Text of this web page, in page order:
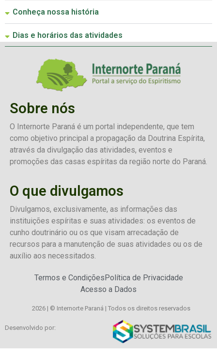
Conheça nossa história
Dias e horários das atividades
Sobre nós
O Internorte Paraná é um portal independente, que tem
como objetivo principal a propagação da Doutrina Espírita,
através da divulgação das atividades, eventos e
promoções das casas espíritas da região norte do Paraná.
O que divulgamos
Divulgamos, exclusivamente, as informações das
instituições espíritas e suas atividades: os eventos de
cunho doutrinário ou os que visam arrecadação de
recursos para a manutenção de suas atividades ou os de
auxílio aos necessitados.
Termos e CondiçõesPolítica de Privacidade
Acesso a Dados
2026 | © Internorte Paraná | Todos os direitos reservados
Desenvolvido por: